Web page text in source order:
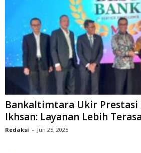
Bankaltimtara Ukir Prestasi
Ikhsan: Layanan Lebih Terasa
Redaksi - Jun 25, 2025